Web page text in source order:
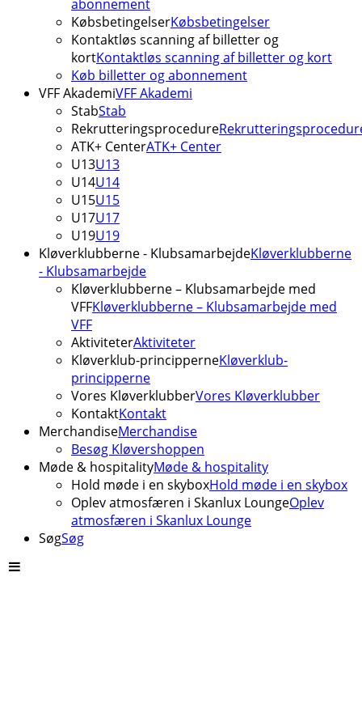
abonnement
KøbsbetingelserKøbsbetingelser
Kontaktløs scanning af billetter og
kortKontaktløs scanning af billetter og kort
Køb billetter og abonnement
VFF AkademiVFF Akademi
StabStab
Rekrutteringsprocedure
ATK+ CenterATK+ Center
U13U13
U14U14
U15U15
U17U17
U19U19
Kløverklubberne - KlubsamarbejdeKløverklubberne
- Klubsamarbejde
Kløverklubberne – Klubsamarbejde med
VFFKløverklubberne – Klubsamarbejde med
VFF
AktiviteterAktiviteter
Kløverklub-principperneKløverklub-
principperne
Vores KløverklubberVores Kløverklubber
KontaktKontakt
MerchandiseMerchandise
Besøg Kløvershoppen
Møde & hospitalityMøde & hospitality
Hold møde i en skyboxHold møde i en skybox
Oplev atmosfæren i Skanlux LoungeOplev
atmosfæren i Skanlux Lounge
SøgSøg